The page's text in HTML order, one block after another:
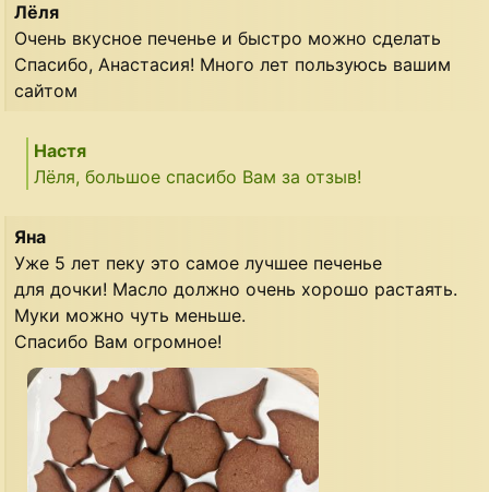
Лёля
Очень вкусное печенье и быстро можно сделать
Спасибо, Анастасия! Много лет пользуюсь вашим
сайтом
Настя
Лёля, большое спасибо Вам за отзыв!
Яна
Уже 5 лет пеку это самое лучшее печенье
для дочки! Масло должно очень хорошо растаять.
Муки можно чуть меньше.
Спасибо Вам огромное!